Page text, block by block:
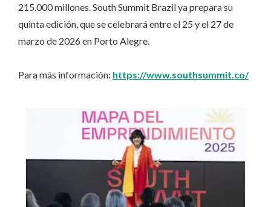
215.000 millones. South Summit Brazil ya prepara su
quinta edición, que se celebrará entre el 25 y el 27 de
marzo de 2026 en Porto Alegre.
Para más información: https://www.southsummit.co/